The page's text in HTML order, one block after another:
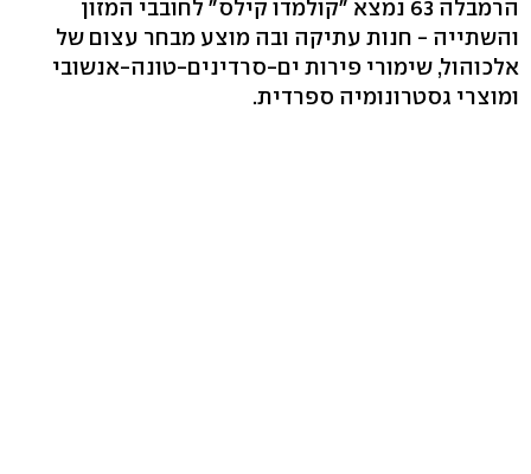
הרמבלה 63 נמצא "קולמדו קילס" לחובבי המזון
והשתייה - חנות עתיקה ובה מוצע מבחר עצום של
אלכוהול, שימורי פירות ים-סרדינים-טונה-אנשובי
ומוצרי גסטרונומיה ספרדית.